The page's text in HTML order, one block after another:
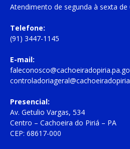
Atendimento de segunda à sexta de
Telefone:
(91) 3447-1145
E-mail:
Presencial:
Av. Getulio Vargas, 534
Centro – Cachoeira do Piriá – PA
CEP: 68617-000